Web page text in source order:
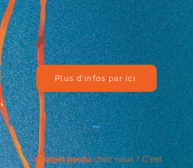
~
Unobjet perduchez nous ? C'est
Plus d'infos par ici